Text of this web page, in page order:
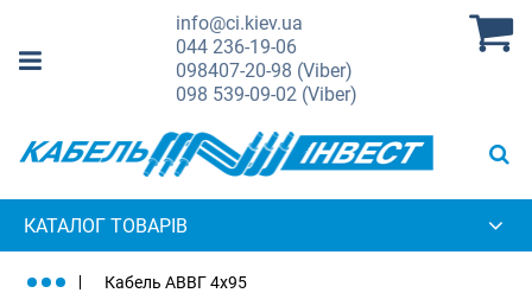
info@ci.kiev.ua
044236-19-06
098407-20-98 (Viber)
098 539-09-02 (Viber)
КАТАЛОГ ТОВАРІВ
Кабель АВВГ 4х95